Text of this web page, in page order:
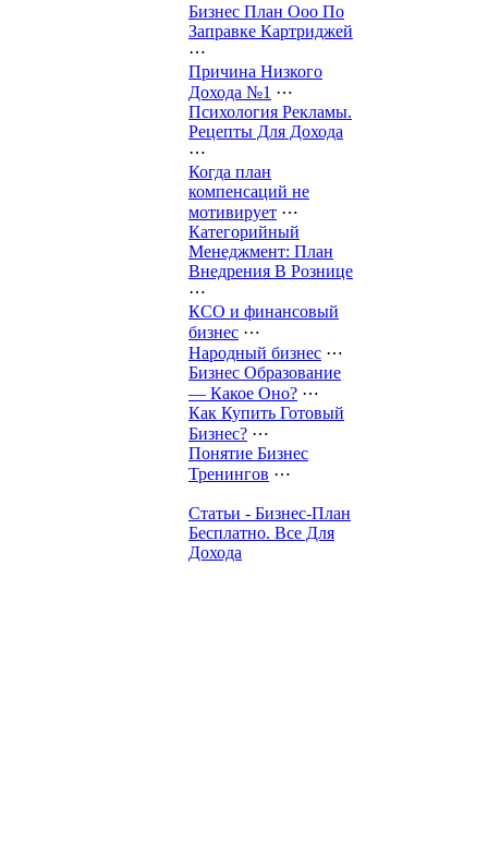
Бизнес План Ооо По
Заправке Картриджей
⋯
Причина Низкого
Дохода №1 ⋯
Психология Рекламы.
Рецепты Для Дохода
⋯
Когда план
компенсаций не
мотивирует ⋯
Категорийный
Менеджмент: План
Внедрения В Рознице
⋯
КСО и финансовый
бизнес ⋯
Народный бизнес ⋯
Бизнес Образование
— Какое Оно? ⋯
Как Купить Готовый
Бизнес? ⋯
Понятие Бизнес
Тренингов ⋯
Статьи - Бизнес-План
Бесплатно. Все Для
Дохода